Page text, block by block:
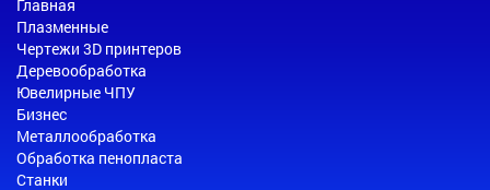
Главная
Плазменные
Чертежи 3D принтеров
Деревообработка
Ювелирные ЧПУ
Бизнес
Металлообработка
Обработка пенопласта
Станки